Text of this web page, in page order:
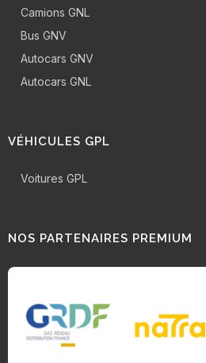
Camions GNL
Bus GNV
Autocars GNV
Autocars GNL
VÉHICULES GPL
Voitures GPL
NOS PARTENAIRES PREMIUM